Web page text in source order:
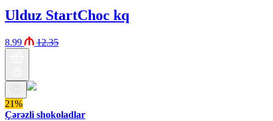
Ulduz StartChoc kq
8.99 12.35
21%
Çərəzli shokoladlar